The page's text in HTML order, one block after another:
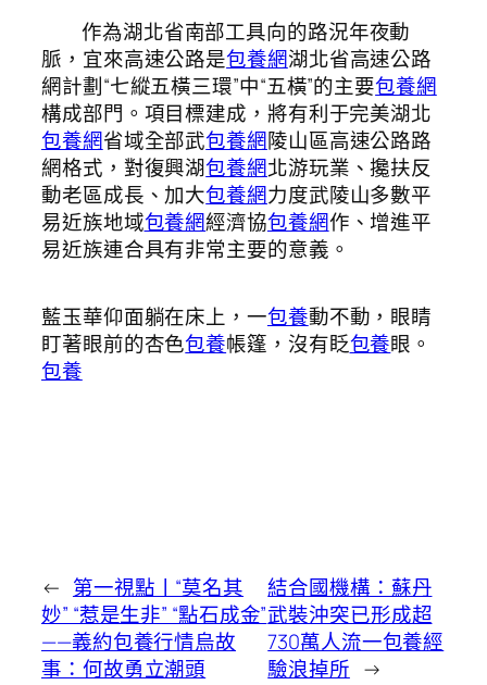
作為湖北省南部工具向的路況年夜動
脈，宜來高速公路是包養網湖北省高速公路
網計劃“七縱五橫三環”中“五橫”的主要包養網
構成部門。項目標建成，將有利于完美湖北
包養網省域全部武包養網陵山區高速公路路
網格式，對復興湖包養網北游玩業、攙扶反
動老區成長、加大包養網力度武陵山多數平
易近族地域包養網經濟協包養網作、增進平
易近族連合具有非常主要的意義。
藍玉華仰面躺在床上，一包養動不動，眼睛
盯著眼前的杏色包養帳篷，沒有眨包養眼。
包養
← 第一視點丨“莫名其
妙” “惹是生非” “點石成金”
——義約包養行情烏故
事：何故勇立潮頭
結合國機構：蘇丹
武裝沖突已形成超
730萬人流一包養經
驗浪掉所 →